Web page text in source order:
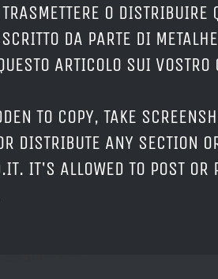
O
DA PARTE DI
ARTICOLO SUI
TO COPY, TAKE
DISTRIBUTE ANY SECTION
IT'S ALLOWED TO POST